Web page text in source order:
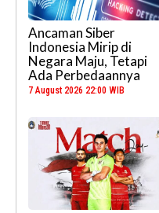
Ancaman Siber
Indonesia Mirip di
Negara Maju, Tetapi
Ada Perbedaannya
7 August 2026 22:00 WIB